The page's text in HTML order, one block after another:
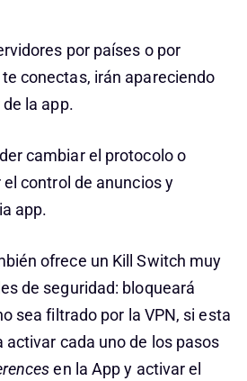
por países o por
conectas, irán apareciendo
la app.
cambiar el protocolo o
control de anuncios y
app.
ofrece un Kill Switch muy
de seguridad: bloqueará
sea filtrado por la VPN, si esta
activar cada uno de los pasos
en la App y activar el